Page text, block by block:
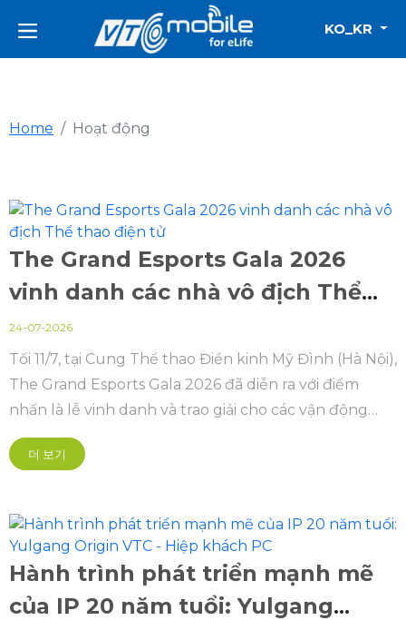
KO_KR
Home Hoạt động
The Grand Esports Gala 2026
vinh danh các nhà vô địch Thể
thao điện tử
24-07-2026
Tối 11/7, tại Cung Thể thao Điền kinh Mỹ Đình (Hà Nội),
The Grand Esports Gala 2026 đã diễn ra với điểm
nhấn là lễ vinh danh và trao giải cho các vận động
viên, đội tuyển xuất sắc sau chuỗi giải đấu Cúp Thể
thao điện tử Quốc gia (Vietnam Esports National Cup
더 보기
Hành trình phát triển mạnh mẽ
của IP 20 năm tuổi: Yulgang